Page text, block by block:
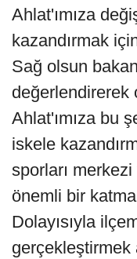
Ahlat'ımıza
kazandırmak
Sağ olsun
değerlendirerek
Ahlat'ımıza bu
iskele
sporları merkezi
önemli bir
Dolayısıyla
gerçekleştirmek